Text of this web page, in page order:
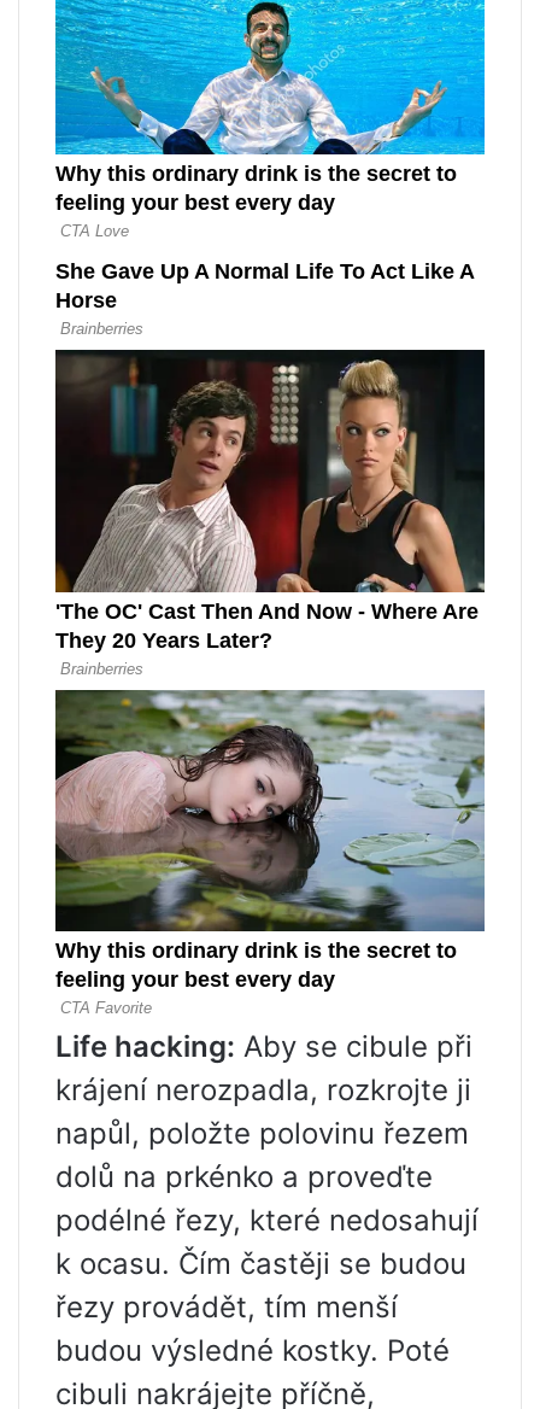
Life hacking: Aby se cibule při
krájení nerozpadla, rozkrojte ji
napůl, položte polovinu řezem
dolů na prkénko a proveďte
podélné řezy, které nedosahují
k ocasu. Čím častěji se budou
řezy provádět, tím menší
budou výsledné kostky. Poté
cibuli nakrájejte příčně,